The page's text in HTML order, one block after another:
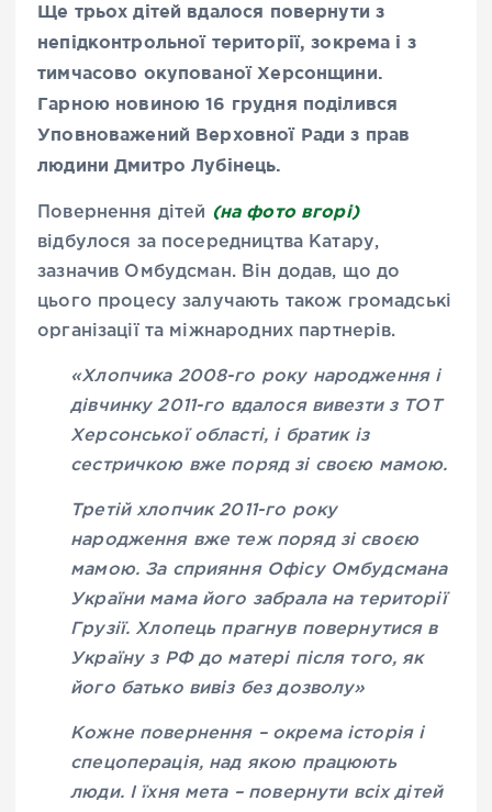
Ще трьох дітей вдалося повернути з
непідконтрольної території, зокрема і з
тимчасово окупованої Херсонщини.
Гарною новиною 16 грудня поділився
Уповноважений Верховної Ради з прав
людини Дмитро Лубінець.
Повернення дітей (на фото вгорі)
відбулося за посередництва Катару,
зазначив Омбудсман. Він додав, що до
цього процесу залучають також громадські
організації та міжнародних партнерів.
«Хлопчика 2008-го року народження і
дівчинку 2011-го вдалося вивезти з ТОТ
Херсонської області, і братик із
сестричкою вже поряд зі своєю мамою.
Третій хлопчик 2011-го року
народження вже теж поряд зі своєю
мамою. За сприяння Офісу Омбудсмана
України мама його забрала на території
Грузії. Хлопець прагнув повернутися в
Україну з РФ до матері після того, як
його батько вивіз без дозволу»
Кожне повернення – окрема історія і
спецоперація, над якою працюють
люди. І їхня мета – повернути всіх дітей